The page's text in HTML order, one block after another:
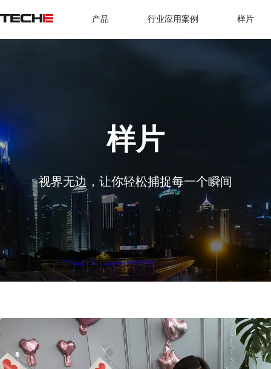
产品 行业应用案例 样片
样片
视界无边，让你轻松捕捉每一个瞬间